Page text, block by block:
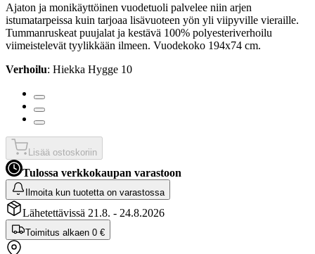
Ajaton ja monikäyttöinen vuodetuoli palvelee niin arjen
istumatarpeissa kuin tarjoaa lisävuoteen yön yli viipyville vieraille.
Tummanruskeat puujalat ja kestävä 100% polyesteriverhoilu
viimeistelevät tyylikkään ilmeen. Vuodekoko 194x74 cm.
Verhoilu: Hiekka Hygge 10
Lisää ostoskoriin
Tulossa verkkokaupan varastoon
Ilmoita kun tuotetta on varastossa
Lähetettävissä 21.8. - 24.8.2026
Toimitus alkaen 0 €